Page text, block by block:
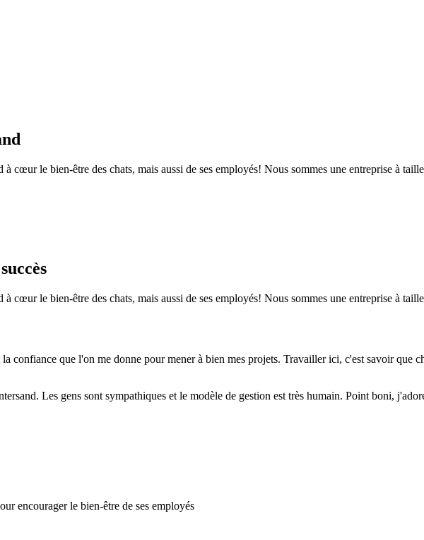
cœur le bien-être des chats, mais aussi de ses employés! Nous sommes une entreprise à
cœur le bien-être des chats, mais aussi de ses employés! Nous sommes une entreprise à
confiance que l'on me donne pour mener à bien mes projets. Travailler ici, c'est savoir que
Les gens sont sympathiques et le modèle de gestion est très humain. Point boni,
encourager le bien-être de ses employés